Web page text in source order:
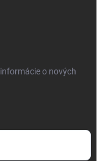
o nových